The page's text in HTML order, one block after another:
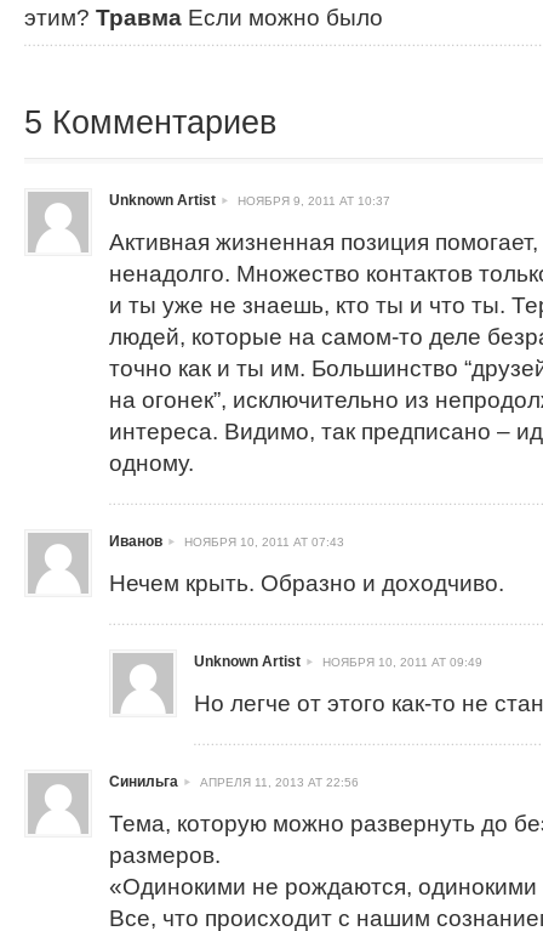
этим? Травма Если можно было
5 Комментариев
Unknown Artist НОЯБРЯ 9, 2011 AT 10:37
Активная жизненная позиция
ненадолго. Множество контактов
и ты уже не знаешь, кто ты и что ты.
людей, которые на самом-то деле
точно как и ты им. Большинство
на огонек”, исключительно из
интереса. Видимо, так предписано –
одному.
Иванов НОЯБРЯ 10, 2011 AT 07:43
Нечем крыть. Образно и доходчиво.
Unknown Artist НОЯБРЯ 10, 2011 AT 09:49
Но легче от этого как-то не
Синильга АПРЕЛЯ 11, 2013 AT 22:56
Тема, которую можно развернуть до
размеров.
«Одинокими не рождаются,
Все, что происходит с нашим